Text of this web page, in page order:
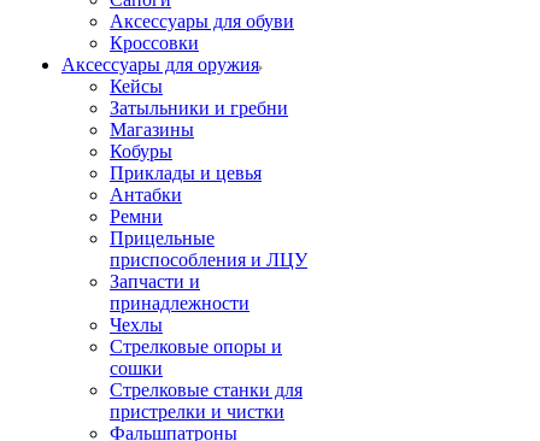
Аксессуары для обуви
Кроссовки
Аксессуары для оружия
Кейсы
Затыльники и гребни
Магазины
Кобуры
Приклады и цевья
Антабки
Ремни
Прицельные
приспособления и ЛЦУ
Запчасти и
принадлежности
Чехлы
Стрелковые опоры и
сошки
Стрелковые станки для
пристрелки и чистки
Фальшпатроны